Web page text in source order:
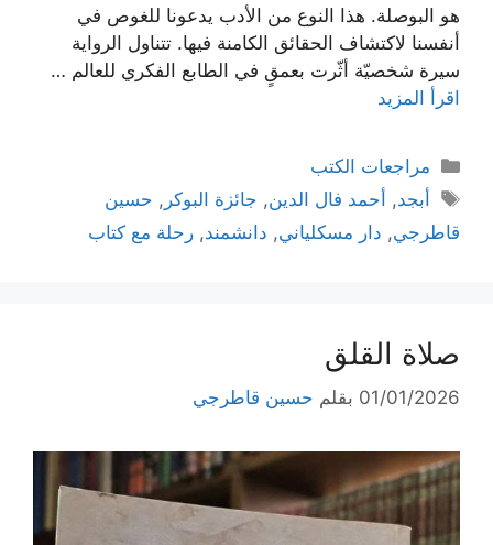
هو البوصلة. هذا النوع من الأدب يدعونا للغوص في
أنفسنا لاكتشاف الحقائق الكامنة فيها. تتناول الرواية
سيرة شخصيّة أثّرت بعمقٍ في الطابع الفكري للعالم …
اقرأ المزيد
التصنيفات
مراجعات الكتب
الوسوم
أبجد, أحمد فال الدين, جائزة البوكر , حسين
قاطرجي, دار مسكلياني, دانشمند, رحلة مع كتاب
صلاة القلق
01/01/2026 بقلم حسين قاطرجي